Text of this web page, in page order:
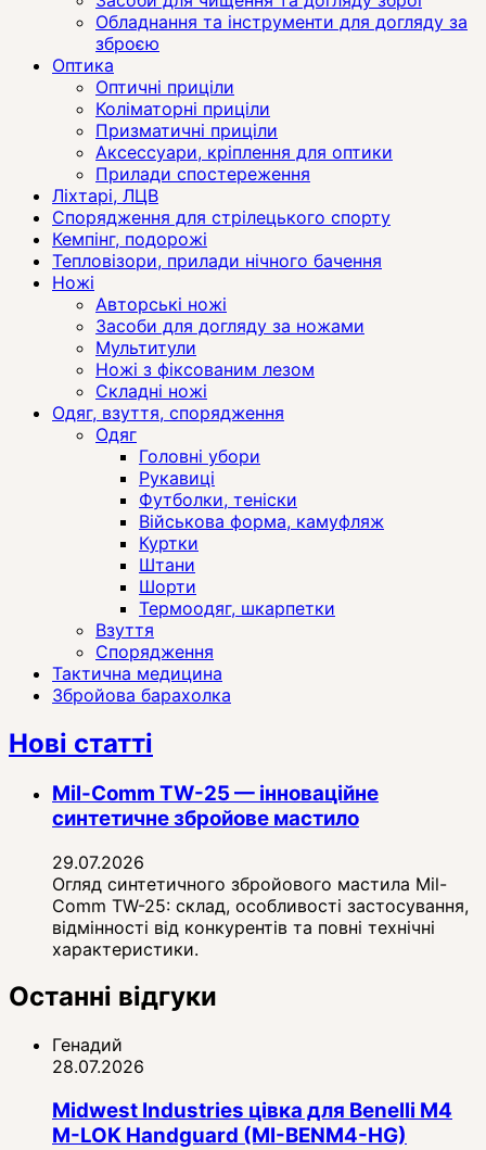
Обладнання та інструменти для догляду за
зброєю
Оптика
Оптичні приціли
Коліматорні приціли
Призматичні приціли
Аксессуари, кріплення для оптики
Прилади спостереження
Ліхтарі, ЛЦВ
Спорядження для стрілецького спорту
Кемпінг, подорожі
Тепловізори, прилади нічного бачення
Ножі
Авторські ножі
Засоби для догляду за ножами
Мультитули
Ножі з фіксованим лезом
Складні ножі
Одяг, взуття, спорядження
Одяг
Головні убори
Рукавиці
Футболки, теніски
Військова форма, камуфляж
Куртки
Штани
Шорти
Термоодяг, шкарпетки
Взуття
Спорядження
Тактична медицина
Збройова барахолка
Нові статті
Mil-Comm TW-25 — інноваційне
синтетичне збройове мастило
29.07.2026
Огляд синтетичного збройового мастила Mil-
Comm TW-25: склад, особливості застосування,
відмінності від конкурентів та повні технічні
характеристики.
Останні відгуки
Генадий
28.07.2026
Midwest Industries цівка для Benelli M4
M-LOK Handguard (MI-BENM4-HG)